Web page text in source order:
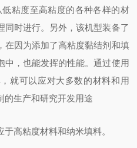
粘度至高粘度的各种各样的材
同时进行。另外，该机型装备了
在因为添加了高粘度黏结剂和填
中，也能发挥的性能。通过使用
就可以应对大多数的材料和用
的生产和研究开发用途
高粘度材料和纳米填料。